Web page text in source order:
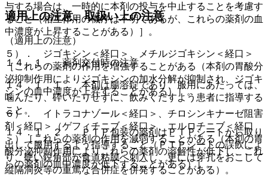
適用上の注意、取扱い上の注意
（適用上の注意）
１４．１． 薬剤交付時の注意
１４．１．１． 本剤は腸溶錠であり、服用にあたっては、
噛んだり、砕いたりせずに、飲みくだすよう患者に指導する
こと。
１４．１．２． ＰＴＰ包装の薬剤はＰＴＰシートから取り
出して服用するよう指導すること（ＰＴＰシートの誤飲によ
り、硬い鋭角部が食道粘膜へ刺入し、更には穿孔をおこして
縦隔洞炎等の重篤な合併症を併発することがある）。
与する場合は、一時的に本剤の投与を中止することを考慮す
ること（相互作用の機序は不明であるが、これらの薬剤の血
中濃度が上昇することがある）］。
５）． ジゴキシン＜経口＞、メチルジゴキシン＜経口＞
［これらの薬剤の作用を増強することがある（本剤の胃酸分
泌抑制作用によりジゴキシンの加水分解が抑制され、ジゴキ
シンの血中濃度が上昇することがある）］。
６）． イトラコナゾール＜経口＞、チロシンキナーゼ阻害
剤＜経口＞（ゲフィチニブ＜経口＞、エルロチニブ＜経口
＞）［これらの薬剤の作用を減弱することがある（本剤の胃
酸分泌抑制作用によりこれらの薬剤の溶解性が低下し、これ
らの薬剤の血中濃度が低下することがある）］。